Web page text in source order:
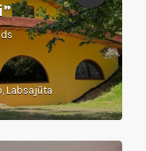
Labsajūta